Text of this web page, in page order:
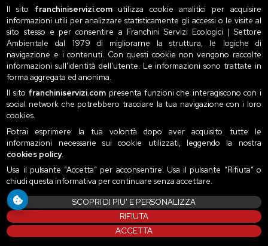
Leggi tutto
Mezzi correlati
Autocarri leggeri e vetture
Autocarri leggeri e vetture
Il sito franchiniservizi.comutilizza cookie analitici per acquisire
informazioni utili per analizzare statisticamente gli accessi o le visite al
sito stesso e per consentire a Franchini Servizi Ecologici | Settore
Ambientale dal 1979 di migliorarne la struttura, le logiche di
navigazione e i contenuti. Con questi cookie non vengono raccolte
informazioni sull'identità dell'utente. Le informazioni sono trattate in
forma aggregata ed anonima.
Il sito franchiniservizi.com presenta funzioni che interagiscono con i
social network che potrebbero tracciare la tua navigazione con i loro
cookies.
Potrai esprimere la tua volontà dopo aver acquisito tutte le
informazioni necessarie sui cookie utilizzati, leggendo la nostra
cookies policy.
Usa il pulsante “Accetta” per acconsentire. Usa il pulsante “Rifiuta” o
chiudi questa informativa per continuare senza accettare.
SCOPRI DI PIU' E PERSONALIZZA
RIFIUTA
ACCETTA